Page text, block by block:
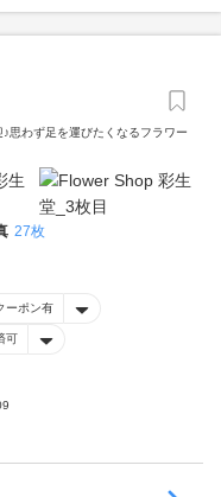
思わず足を運びたくなるフラワー
27枚
ーポン有
可